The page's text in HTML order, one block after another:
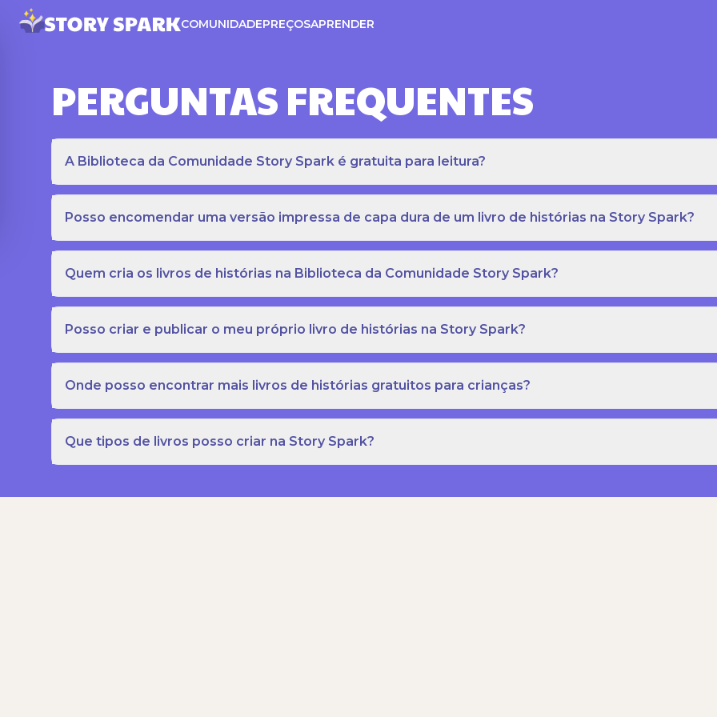
COMUNIDADEPREÇOSAPRENDER
PERGUNTAS FREQUENTES
A Biblioteca da Comunidade Story Spark é gratuita para leitura?
Posso encomendar uma versão impressa de capa dura de um livro de histórias na Story Spark?
Quem cria os livros de histórias na Biblioteca da Comunidade Story Spark?
Posso criar e publicar o meu próprio livro de histórias na Story Spark?
Onde posso encontrar mais livros de histórias gratuitos para crianças?
Que tipos de livros posso criar na Story Spark?